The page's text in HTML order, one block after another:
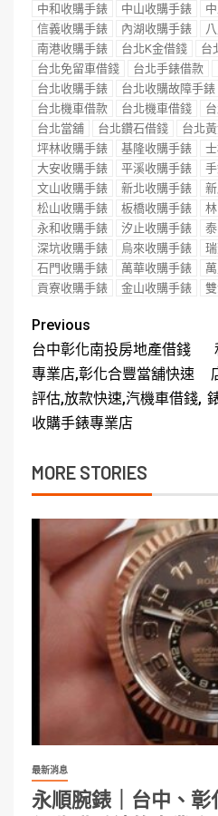
中和收購手錶
中山收購手錶
信義收購手錶
內湖收購手錶
南港收購手錶
台北K金借錢 台
台北免留車借錢
台北手錶借款
台北收購手錶
台北收購故障手錶
台北機車借款
台北機車借錢
台北當舖
台北鑽石借錢 台北
坪林收購手錶
基隆收購手錶
大安收購手錶
平溪收購手錶
文山收購手錶
新北收購手錶
松山收購手錶
板橋收購手錶
永和收購手錶
汐止收購手錶
深坑收購手錶
烏來收購手錶
石門收購手錶
萬華收購手錶
貢寮收購手錶
金山收購手錶
Previous
台中彰化南投房地產借錢
專業店,彰化合豐當舖快速
評估,放款快速,汽機車借錢,
收購手錶專業店
MORE STORIES
最新消息
永順腕錶｜台中、